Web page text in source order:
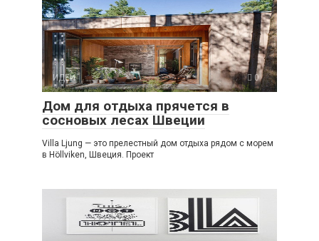
ИДЕИ 0
Дом для отдыха прячется в
сосновых лесах Швеции
Villa Ljung — это прелестный дом отдыха рядом с морем
в Höllviken, Швеция. Проект